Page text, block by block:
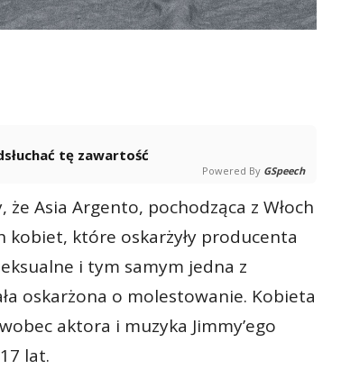
tę zawartość
Powered By GSpeech
Asia Argento, pochodząca z Włoch
kobiet, które oskarżyły producenta
i tym samym jedna z
oskarżona o molestowanie. Kobieta
aktora i muzyka Jimmy’ego
lat.